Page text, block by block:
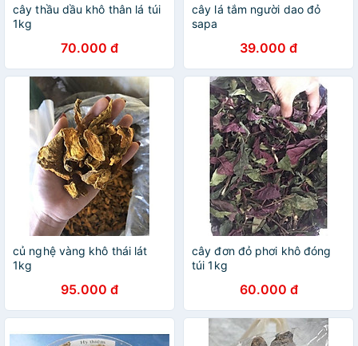
cây thầu dầu khô thân lá túi
1kg
70.000 đ
cây lá tắm người dao đỏ
sapa
39.000 đ
củ nghệ vàng khô thái lát
1kg
95.000 đ
cây đơn đỏ phơi khô đóng
túi 1kg
60.000 đ